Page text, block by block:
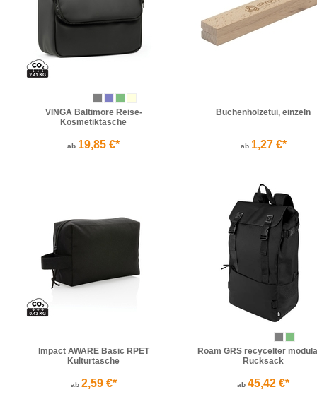
VINGA Baltimore Reise-
Kosmetiktasche
ab 19,85 €*
Buchenholzetui, einzeln
ab 1,27 €*
Impact AWARE Basic RPET
Kulturtasche
ab 2,59 €*
Roam GRS recycelter
Rucksack
ab 45,42 €*